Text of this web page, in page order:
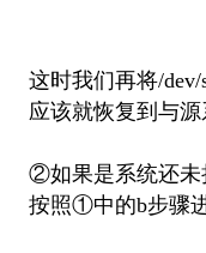
这时我们再将/
应该就恢复到与源
②如果是系统还未
按照①中的b步骤